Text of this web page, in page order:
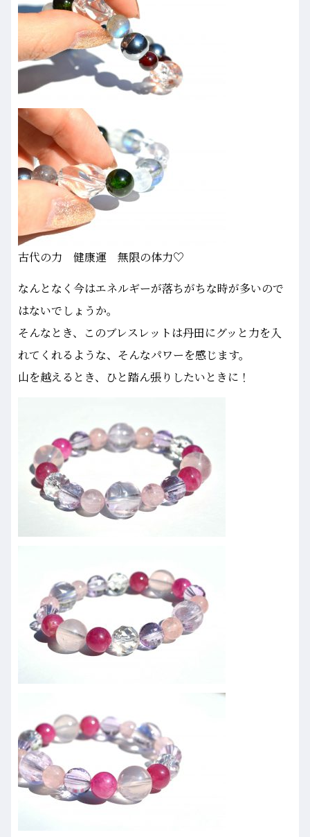
古代の力 健康運 無限の体力♡
なんとなく今はエネルギーが落ちがちな時が多いので
はないでしょうか。
そんなとき、このブレスレットは丹田にグッと力を入
れてくれるような、そんなパワーを感じます。
山を越えるとき、ひと踏ん張りしたいときに！